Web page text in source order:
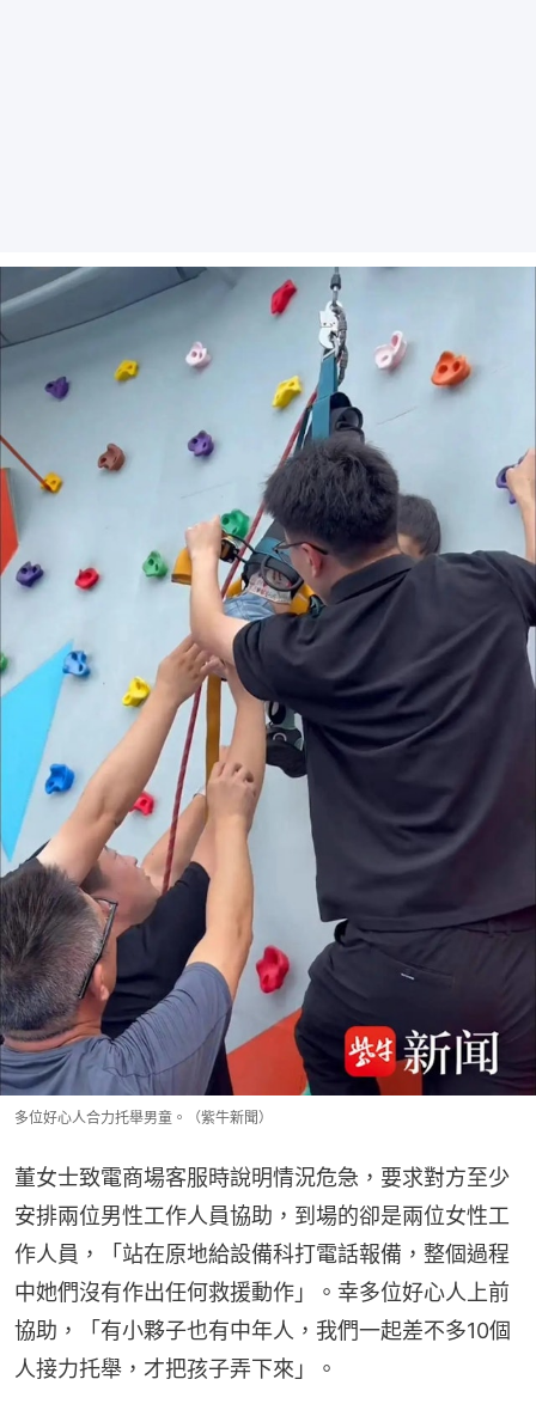
多位好心人合力托舉男童。（紫牛新聞）
董女士致電商場客服時說明情況危急，要求對方至少
安排兩位男性工作人員協助，到場的卻是兩位女性工
作人員，「站在原地給設備科打電話報備，整個過程
中她們沒有作出任何救援動作」。幸多位好心人上前
協助，「有小夥子也有中年人，我們一起差不多10個
人接力托舉，才把孩子弄下來」。